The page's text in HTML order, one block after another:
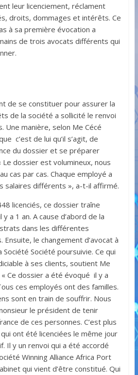
leur licenciement, réclament
droits, dommages et intérêts. Ce
à sa première évocation a
de trois avocats différents qui
de se constituer pour assurer la
de la société a sollicité le renvoi
Une manière, selon Me Cécé
c’est de lui qu’il s’agit, de
du dossier et se préparer
Le dossier est volumineux, nous
cas par cas. Chaque employé a
salaires différents », a-t-il affirmé.
licenciés, ce dossier traîne
a 1 an. A cause d’abord de la
dans les différentes
Ensuite, le changement d’avocat à
Société poursuivie. Ce qui
à ses clients, soutient Me
Ce dossier a été évoqué il y a
ces employés ont des familles.
sont en train de souffrir. Nous
le président de tenir
de ces personnes. C’est plus
ont été licenciées le même jour
Il y un renvoi qui a été accordé
Winning Alliance Africa Port
qui vient d’être constitué. Qui